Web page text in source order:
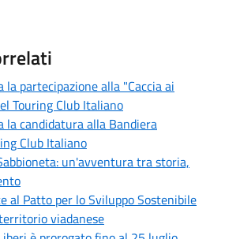
partecipazione alla "Caccia ai
Touring Club Italiano
la candidatura alla Bandiera
Club Italiano
un'avventura tra storia,
al Patto per lo Sviluppo Sostenibile
viadanese